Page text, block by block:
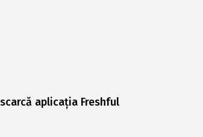
aplicația Freshful